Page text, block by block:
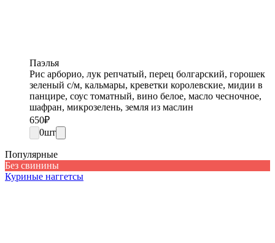
Паэлья
Рис арборио, лук репчатый, перец болгарский, горошек
зеленый с/м, кальмары, креветки королевские, мидии в
панцире, соус томатный, вино белое, масло чесночное,
шафран, микрозелень, земля из маслин
650₽
0шт
Популярные
Без свинины
Куриные наггетсы